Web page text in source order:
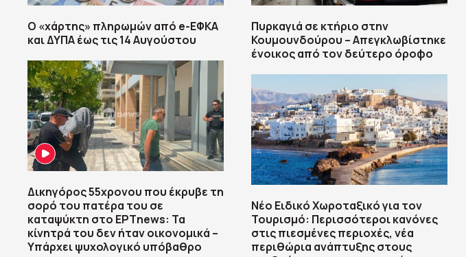
Ο «χάρτης» πληρωμών από e-ΕΦΚΑ
και ΔΥΠΑ έως τις 14 Αυγούστου
Δικηγόρος 55χρονου που έκρυβε τη
σορό του πατέρα του σε
καταψύκτη στο ΕΡΤnews: Τα
κίνητρά του δεν ήταν οικονομικά –
Υπάρχει ψυχολογικό υπόβαθρο
Πυρκαγιά σε κτήριο στην
Κουμουνδούρου – Απεγκλωβίστηκε
ένοικος από τον δεύτερο όροφο
Νέο Ειδικό Χωροταξικό για τον
Τουρισμό: Περισσότεροι κανόνες
στις πιεσμένες περιοχές, νέα
περιθώρια ανάπτυξης στους